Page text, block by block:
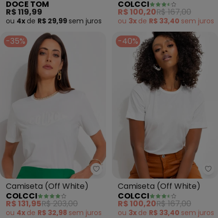
Listrada Decote
Quadrado (Bege)
DOCE TOM
R$ 119,99
ou 4x de R$ 29,99 sem juros
COLCCI
R$ 100,20R$ 167,00
ou 3x de R$ 33,40 sem juros
-35%
Colcci - Camiseta (Off White)
Camiseta (Off White)
COLCCI
R$ 131,95R$ 203,00
ou 4x de R$ 32,98 sem juros
-40%
Camiseta (Off White)
COLCCI
R$ 100,20R$ 167,00
ou 3x de R$ 33,40 sem juros